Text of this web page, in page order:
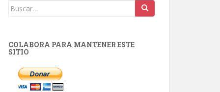
Buscar:
COLABORA PARA MANTENER ESTE
SITIO